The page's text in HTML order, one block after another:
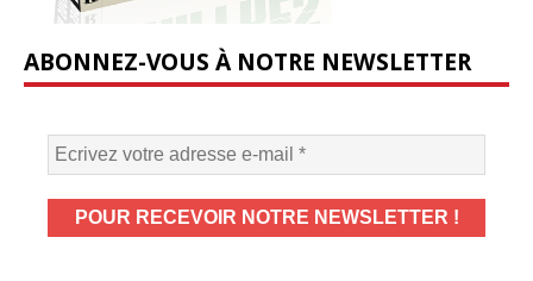
ABONNEZ-VOUS À NOTRE NEWSLETTER